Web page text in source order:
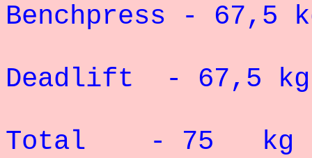
Benchpress -
Deadlift - 67,5
Total - 75 kg